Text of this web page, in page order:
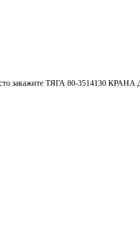
закажите ТЯГА 80-3514130 КРАНА